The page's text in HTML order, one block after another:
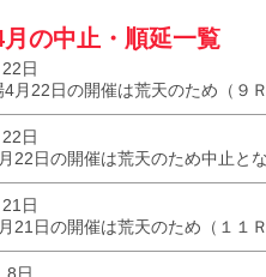
の中止・順延一覧
日
4月22日の開催は荒天のため（９
日
22日の開催は荒天のため中止と
日
21日の開催は荒天のため（１１